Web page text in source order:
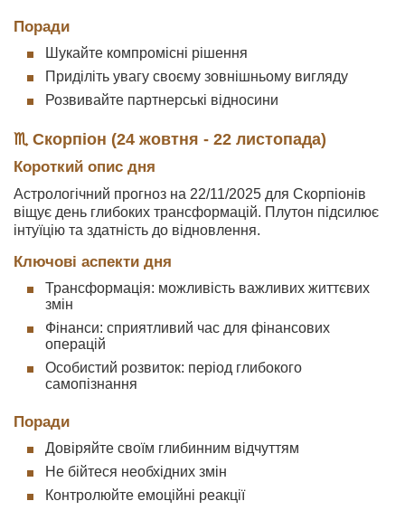
Поради
Шукайте компромісні рішення
Приділіть увагу своєму зовнішньому вигляду
Розвивайте партнерські відносини
♏ Скорпіон (24 жовтня - 22 листопада)
Короткий опис дня
Астрологічний прогноз на 22/11/2025 для Скорпіонів
віщує день глибоких трансформацій. Плутон підсилює
інтуїцію та здатність до відновлення.
Ключові аспекти дня
Трансформація: можливість важливих життєвих
змін
Фінанси: сприятливий час для фінансових
операцій
Особистий розвиток: період глибокого
самопізнання
Поради
Довіряйте своїм глибинним відчуттям
Не бійтеся необхідних змін
Контролюйте емоційні реакції